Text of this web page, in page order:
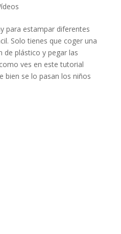
para estampar diferentes
Solo tienes que coger una
de plástico y pegar las
ves en este tutorial
bien se lo pasan los niños